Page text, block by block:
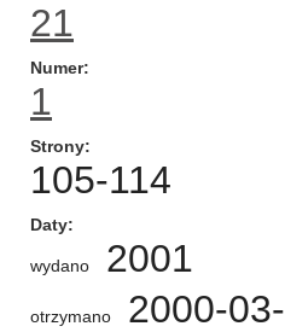
21
Numer
1
Strony
105-114
Daty
wydano 2001
otrzymano 2000-